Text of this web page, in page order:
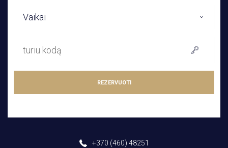
Vaikai
REZERVUOTI
+370 (460) 48251